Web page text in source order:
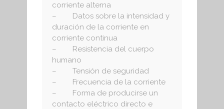
corriente alterna
– Datos sobre la intensidad y
duración de la corriente en
corriente continua
– Resistencia del cuerpo
humano
– Tensión de seguridad
– Frecuencia de la corriente
– Forma de producirse un
contacto eléctrico directo e